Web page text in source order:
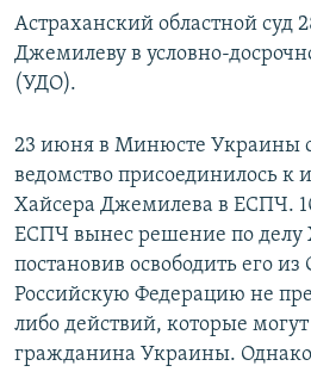
Астраханский областной суд
Джемилеву в условно-
(УДО).
23 июня в Минюсте Украины
ведомство присоединилось к
Хайсера Джемилева в ЕСПЧ.
ЕСПЧ вынес решение по делу
постановив освободить его
Российскую Федерацию не
либо действий, которые
гражданина Украины. Однако